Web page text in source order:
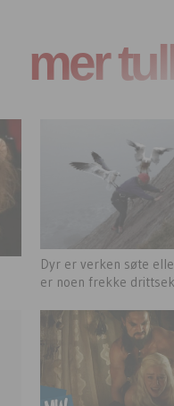
mer
Dyr er verken søte
er noen frekke